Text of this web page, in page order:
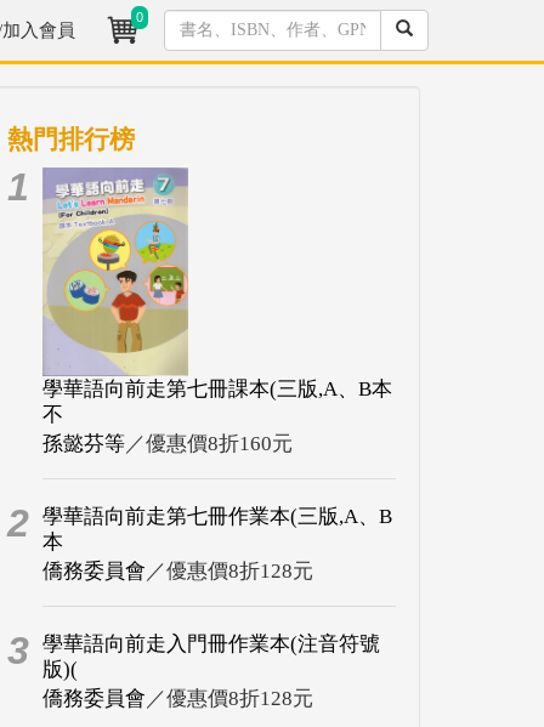
入會員
0
熱門排行榜
1
學華語向前走第七冊課本(三版,A、B本
不
孫懿芬等／優惠價8折160元
2 學華語向前走第七冊作業本(三版,A、B
本
僑務委員會 ／優惠價8折128元
3 學華語向前走入門冊作業本(注音符號
版)(
僑務委員會 ／優惠價8折128元